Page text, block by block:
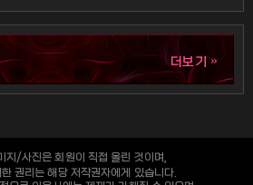
더보기»
지/사진은 회원이 직접 올린 것이며,
권리는 해당 저작권자에게 있습니다.